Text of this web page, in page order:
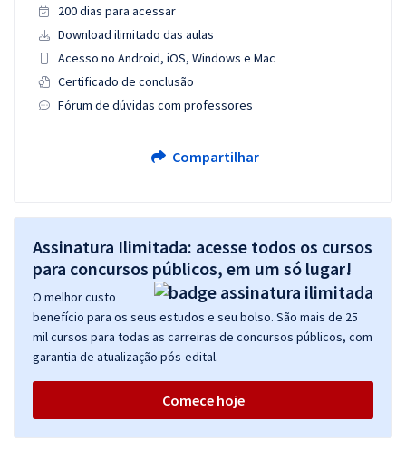
200 dias para acessar
Download ilimitado das aulas
Acesso no Android, iOS, Windows e Mac
Certificado de conclusão
Fórum de dúvidas com professores
Compartilhar
Assinatura Ilimitada: acesse todos os cursos
para concursos públicos, em um só lugar!
O melhor custo
benefício para os seus estudos e seu bolso. São mais de 25
mil cursos para todas as carreiras de concursos públicos, com
garantia de atualização pós-edital.
Comece hoje